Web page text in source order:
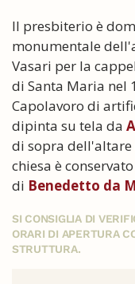
Il presbiterio è
monumentale
Vasari per la
di Santa Maria nel
Capolavoro di
dipinta su tela da
di sopra
chiesa è
di Benedetto da
SI CONSIGLIA DI
ORARI DI APERTURA
STRUTTURA.